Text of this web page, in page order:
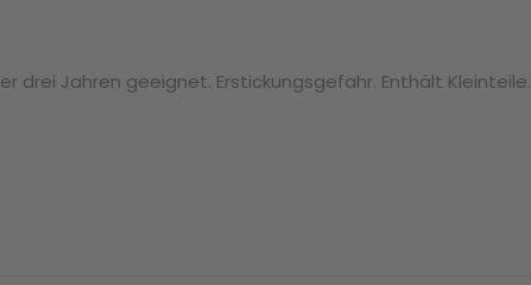
drei Jahren geeignet. Erstickungsgefahr. Enthält Kleinteile.